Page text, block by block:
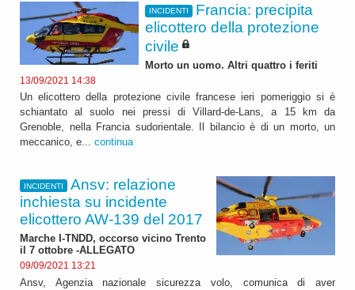
INCIDENTI
Francia: precipita
elicottero della protezione
civile
Morto un uomo. Altri quattro i feriti
13/09/2021 14:38
Un elicottero della protezione civile francese ieri pomeriggio si è
schiantato al suolo nei pressi di Villard-de-Lans, a 15 km da
Grenoble, nella Francia sudorientale. Il bilancio è di un morto, un
meccanico, e... continua
INCIDENTI
Ansv: relazione
inchiesta su incidente
elicottero AW-139 del 2017
Marche I-TNDD, occorso vicino Trento
il 7 ottobre -ALLEGATO
09/09/2021 13:21
Ansv, Agenzia nazionale sicurezza volo, comunica di aver